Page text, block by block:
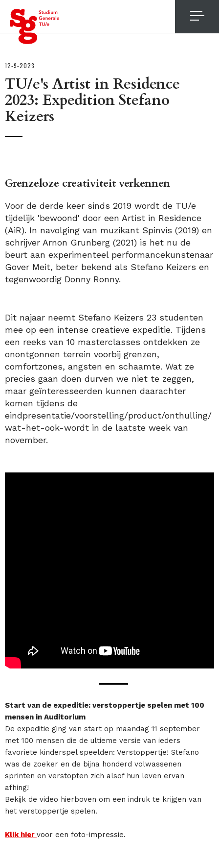
12-9-2023
TU/e's Artist in Residence
2023: Expedition Stefano
Keizers
Grenzeloze creativiteit verkennen
Voor de derde keer sinds 2019 wordt de TU/e
tijdelijk 'bewoond' door een Artist in Residence
(AiR). In navolging van muzikant Spinvis (2019) en
schrijver Arnon Grunberg (2021) is het nu de
beurt aan experimenteel performancekunstenaar
Gover Meit, beter bekend als Stefano Keizers en
tegenwoordig Donny Ronny.
Dit najaar neemt Stefano Keizers 23 studenten
mee op een intense creatieve expeditie. Tijdens
een reeks van 10 masterclasses ontdekken ze
onontgonnen terrein voorbij grenzen,
comfortzones, angsten en schaamte. Wat ze
precies gaan doen durven we niet te zeggen,
maar geïnteresseerden kunnen daarachter
komen tijdens de
eindpresentatie/voorstelling/product/onthulling/
wat-het-ook-wordt in de laatste week van
november.
Start van de expeditie: verstoppertje spelen met 100
mensen in Auditorium
De expeditie ging van start op maandag 11 september
met 100 mensen die de ultieme versie van ieders
favoriete kinderspel speelden: Verstoppertje! Stefano
was de zoeker en de bijna honderd volwassenen
sprinten en verstopten zich alsof hun leven ervan
afhing!
Bekijk de video hierboven om een indruk te krijgen van
het verstoppertje spelen.
Klik hier voor een foto-impressie.